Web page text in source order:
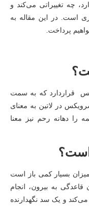
چه تغییراتی می‌کند و
است. در این مقاله به
پرداخت.
قراردارد که به سمت
در لاتین به معنای
را دهانه رحم نیز معنا
بسیار کمی باز است
به بیرون، انجام
و یک سد نگهدارنده